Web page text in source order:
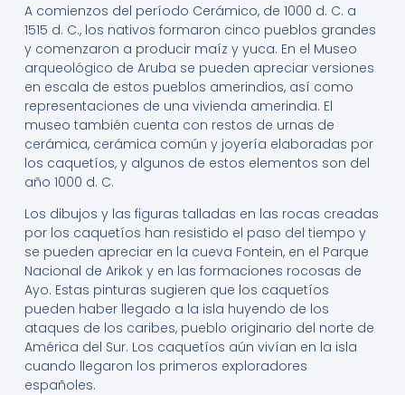
A comienzos del período Cerámico, de 1000 d. C. a
1515 d. C., los nativos formaron cinco pueblos grandes
y comenzaron a producir maíz y yuca. En el Museo
arqueológico de Aruba se pueden apreciar versiones
en escala de estos pueblos amerindios, así como
representaciones de una vivienda amerindia. El
museo también cuenta con restos de urnas de
cerámica, cerámica común y joyería elaboradas por
los caquetíos, y algunos de estos elementos son del
año 1000 d. C.
Los dibujos y las figuras talladas en las rocas creadas
por los caquetíos han resistido el paso del tiempo y
se pueden apreciar en la cueva Fontein, en el Parque
Nacional de Arikok y en las formaciones rocosas de
Ayo. Estas pinturas sugieren que los caquetíos
pueden haber llegado a la isla huyendo de los
ataques de los caribes, pueblo originario del norte de
América del Sur. Los caquetíos aún vivían en la isla
cuando llegaron los primeros exploradores
españoles.